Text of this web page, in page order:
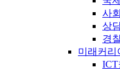
사
상
경
미래커리
ICT